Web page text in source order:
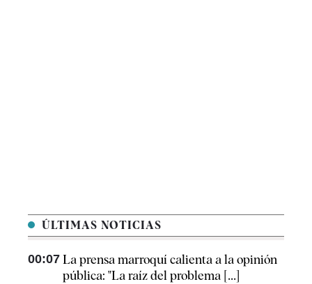
ÚLTIMAS NOTICIAS
00:07 La prensa marroquí calienta a la opinión
pública: "La raíz del problema [...]